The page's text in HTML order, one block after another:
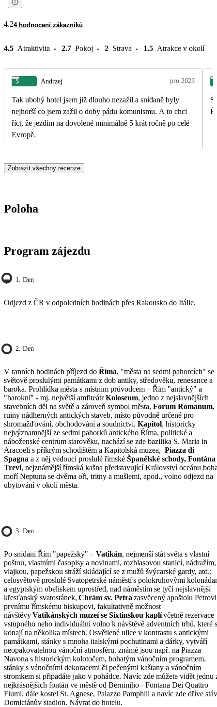
4.24 hodnocení zákazníků
4.5 Atraktivita 2.7 Pokoj 2 Strava 1.5 Atrakce v okolí
5 Andrzej pro 2023
Tak ubohý hotel jsem již dlouho nezažil a snídaně byly
nejhorší co jsem zažil o doby pádu komunismu. A to chci
říct, že jezdím na dovolené minimálně 5 krát ročně po celé
Evropě.
Zobrazit všechny recenze
Poloha
Program zájezdu
1. Den
Odjezd z ČR v odpoledních hodinách přes Rakousko do Itálie.
2. Den
V ranních hodinách příjezd do Říma, "města na sedmi pahorcích" se
světově proslulými památkami z dob antiky, středověku, renesance a
baroka. Prohlídka města s místním průvodcem – Řím "antický" a
"barokní" - mj. největší amfiteátrKoloseum, jedno z nejslavnějších
stavebních děl na světě a zároveň symbol města, Forum Romanum,
ruiny nádherných antických staveb, místo původně určené pro
shromažďování, obchodování a soudnictví, Kapitol, historicky
nejvýznamnější ze sedmi pahorků antického Říma, politické a
náboženské centrum starověku, nachází se zde bazilika S. Maria in
Aracoeli s příkrým schodištěm a Kapitolská muzea, Piazza di
Spagna a z něj vedoucí proslulé římské Španělské schody,
Trevi, nejznámější římská kašna představující Království oceánu
moří Neptuna se dvěma oři, tritny a mušlemi, apod., volno odjezd na
ubytování v okolí města.
3. Den
Po snídani Řím "papežský" - Vatikán, nejmenší stát světa s vlastní
poštou, vlastními časopisy a novinami, rozhlasovou stanicí, nádražím,
vlajkou, papežskou stráží skládající se z mužů švýcarské gardy, atd.;
celosvětově proslulé Svatopetrské náměstí s polokruhovými
a egyptským obeliskem uprostřed, nad náměstím se tyčí nejslavnější
křesťanský svatostánek, Chrám sv. Petra zasvěcený apoštolu
prvnímu římskému biskupovi, fakultativně možnost
návštěvyVatikánských muzeí se Sixtinskou kaplívčetně rezervace
vstupného nebo individuální volno k návštěvě adventních trhů, které
konají na několika místech. Osvětlené ulice v kontrastu s antickými
památkami, stánky s mnoha italskými pochutinami a dárky, vytváří
neopakovatelnou vánoční atmosféru. známé jsou např. na Piazza
Navona s historickým kolotočem, bohatým vánočním programem,
stánky s vánočními dekoracemi či pečenými kaštany a vánočním
stromkem si připadáte jako v pohádce. Navíc zde můžete vidět jednu
nejkrásnějších fontán ve městě od Berniniho - Fontana Dei Quattro
Fiumi, dále kostel St. Agnese, Palazzo Pamphili a navíc zde dříve
Domiciánův stadion. Návrat do hotelu.